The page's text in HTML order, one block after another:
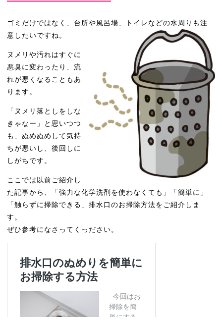
ゴミだけではなく、台所や風呂場、トイレなどの水周りも注
意したいですね。
ヌメリや汚れはすぐに
悪臭に変わったり、流
れが悪くなることもあ
ります。
「ヌメリ落としをしな
きゃなー」と思いつつ
も、ぬめぬめして気持
ちが悪いし、後回しに
しがちです。
ここでは以前ご紹介し
た記事から、「強力な化学洗剤を使わなくても」「簡単に」
「触らずに掃除できる」排水口のお掃除方法をご紹介しま
す。
ぜひ参考になさってくっださい。